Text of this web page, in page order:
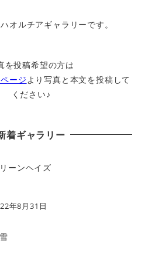
オルチアギャラリーです。
を投稿希望の方は
ージ より写真と本文を投稿して
ください♪
着ギャラリー
ーンヘイズ
年8月31日